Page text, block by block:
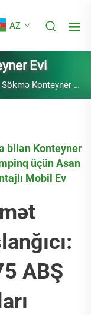
AZ
Evi
Konteyner Evi
bilən Konteyner
üçün Asan
Mobil Ev
ABŞ